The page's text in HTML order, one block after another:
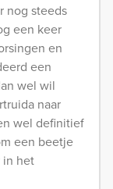
nog steeds
een keer
en
een
wel wil
naar
wel definitief
een beetje
in het